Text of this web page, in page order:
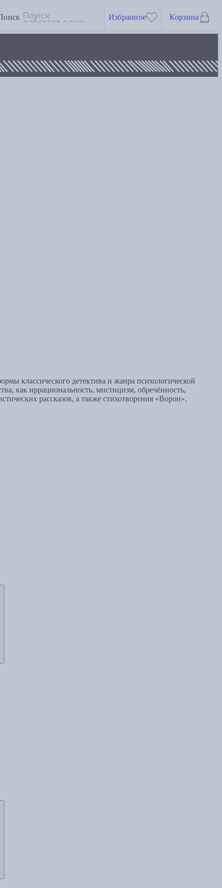
Избранное Корзина
классического детектива и жанра психологической
как иррациональность, мистицизм, обречённость,
рассказов, а также стихотворения «Ворон».